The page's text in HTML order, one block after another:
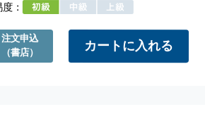
：
注文申込
（書店）